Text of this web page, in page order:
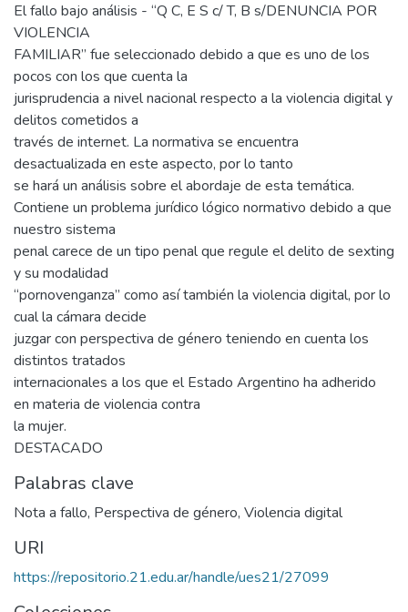
El fallo bajo análisis - “Q C, E S c/ T, B s/DENUNCIA POR
VIOLENCIA
FAMILIAR” fue seleccionado debido a que es uno de los
pocos con los que cuenta la
jurisprudencia a nivel nacional respecto a la violencia digital y
delitos cometidos a
través de internet. La normativa se encuentra
desactualizada en este aspecto, por lo tanto
se hará un análisis sobre el abordaje de esta temática.
Contiene un problema jurídico lógico normativo debido a que
nuestro sistema
penal carece de un tipo penal que regule el delito de sexting
y su modalidad
“pornovenganza” como así también la violencia digital, por lo
cual la cámara decide
juzgar con perspectiva de género teniendo en cuenta los
distintos tratados
internacionales a los que el Estado Argentino ha adherido
en materia de violencia contra
la mujer.
DESTACADO
Palabras clave
Nota a fallo, Perspectiva de género, Violencia digital
URI
https://repositorio.21.edu.ar/handle/ues21/27099